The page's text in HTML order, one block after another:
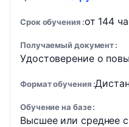
Срок обучения от 144
Получаемый документ
Удостоверение о
Формат обучения
Обучение на базе
Высшее или среднее